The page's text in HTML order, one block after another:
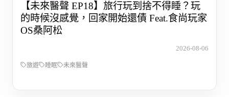
【未來醫聲 EP18】旅行玩到捨不得睡？玩
的時候沒感覺，回家開始還債 Feat.食尚玩家
OS桑阿松
2026-08-06
旅遊 睡眠 未來醫聲